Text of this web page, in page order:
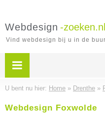
Webdesign -zoeken.nl
Vind webdesign bij u in de
U bent nu hier: Home » Drenthe »
Webdesign Foxwolde